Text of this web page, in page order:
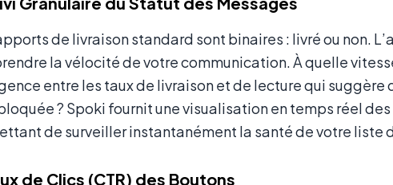
de livraison standard sont binaires : livré ou non.
la vélocité de votre communication. À quelle
entre les taux de livraison et de lecture qui suggère
? Spoki fournit une visualisation en temps réel
de surveiller instantanément la santé de votre liste
de Clics (CTR) des Boutons